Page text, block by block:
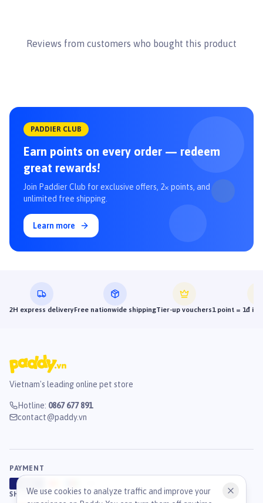
* Bảo quản: Nơi khô thoáng, tránh ánh nắng trực tiếp.
Reviews from customers who bought this product
PADDIER CLUB
Earn points on every order — redeem
great rewards!
Join Paddier Club for exclusive offers, 2× points, and
unlimited free shipping.
Learn more
2H express deliveryFree nationwide shippingTier-up vouchers1 point = 1đ
Vietnam's leading online pet store
Hotline: 0867 677 891
contact@paddy.vn
PAYMENT
SHIPPINGWe use cookies to analyze traffic and improve your